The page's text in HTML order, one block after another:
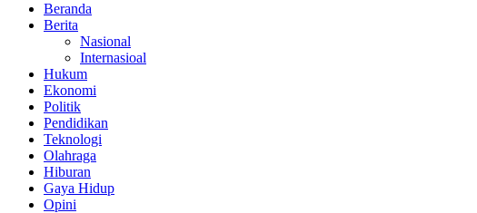
Beranda
Berita
Nasional
Internasioal
Hukum
Ekonomi
Politik
Pendidikan
Teknologi
Olahraga
Hiburan
Gaya Hidup
Opini